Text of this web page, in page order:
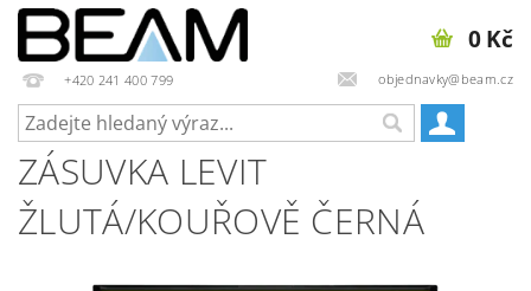
+420 241 400 799 objednavky@beam.cz
0 Kč
ZÁSUVKA LEVIT
ŽLUTÁ/KOUŘOVĚ ČERNÁ